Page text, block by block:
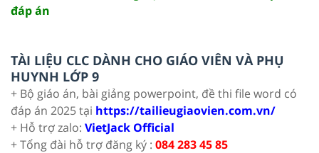
đáp án
TÀI LIỆU CLC DÀNH CHO GIÁO VIÊN VÀ PHỤ
HUYNH LỚP 9
+ Bộ giáo án, bài giảng powerpoint, đề thi file word có
đáp án 2025 tại https://tailieugiaovien.com.vn/
+ Hỗ trợ zalo: VietJack Official
+ Tổng đài hỗ trợ đăng ký : 084 283 45 85